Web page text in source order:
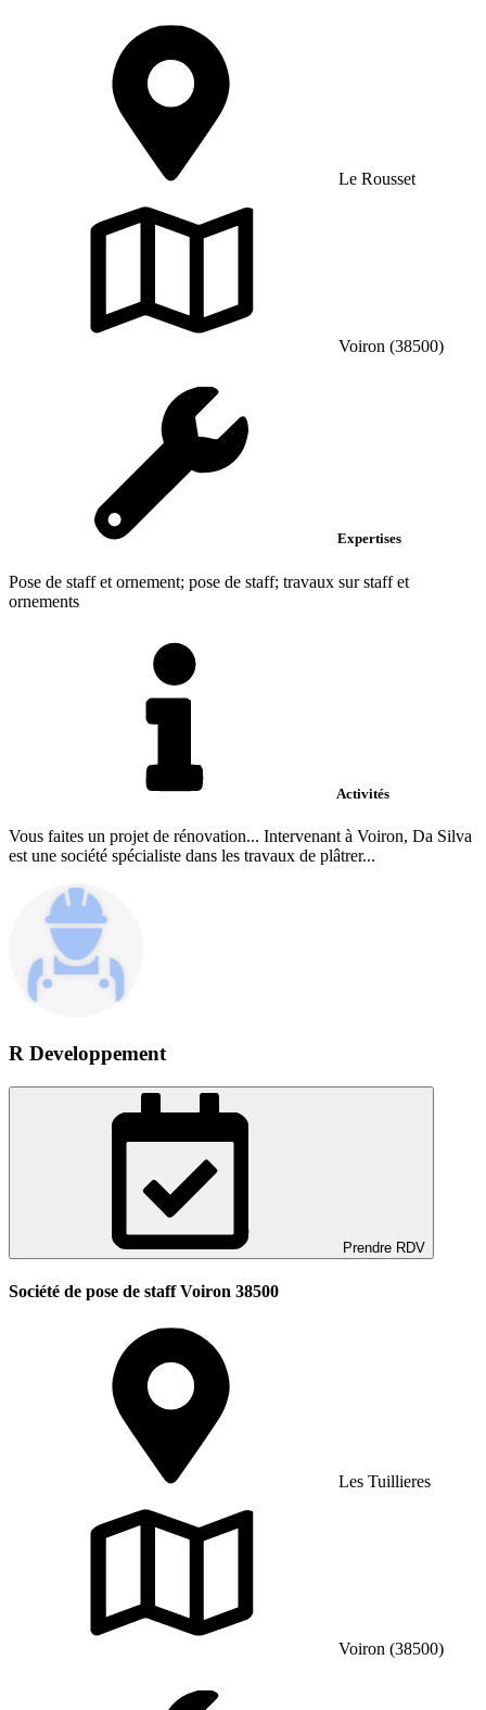
Le Rousset
Voiron (38500)
Expertises
Pose de staff et ornement; pose de staff; travaux sur staff et
ornements
Activités
Vous faites un projet de rénovation... Intervenant à Voiron, Da Silva
est une société spécialiste dans les travaux de plâtrer...
R Developpement
Prendre RDV
Société de pose de staff Voiron 38500
Les Tuillieres
Voiron (38500)